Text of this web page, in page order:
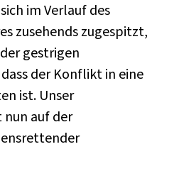
im Verlauf des
zusehends zugespitzt,
gestrigen
der Konflikt in eine
ist. Unser
auf der